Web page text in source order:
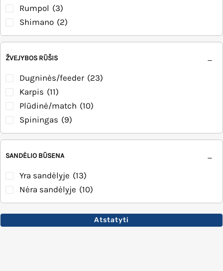
Rumpol (3)
Shimano (2)
ŽVEJYBOS RŪŠIS
Dugninės/feeder (23)
Karpis (11)
Plūdinė/match (10)
Spiningas (9)
SANDĖLIO BŪSENA
Yra sandėlyje (13)
Nėra sandėlyje (10)
Atstatyti